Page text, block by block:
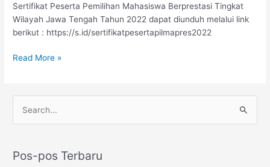
Sertifikat Peserta Pemilihan Mahasiswa Berprestasi Tingkat
Wilayah Jawa Tengah Tahun 2022 dapat diunduh melalui link
berikut : https://s.id/sertifikatpesertapilmapres2022
Read More »
iPos-pos Terbaru